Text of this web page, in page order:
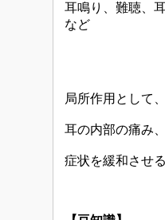
耳鳴り、難聴、
など
局所作用として
耳の内部の痛み
症状を緩和させ